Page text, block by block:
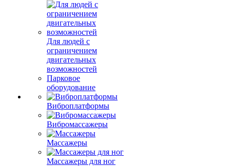
Для людей с
ограничением
двигательных
возможностей
Парковое
оборудование
Виброплатформы
Вибромассажеры
Массажеры
Массажеры для ног